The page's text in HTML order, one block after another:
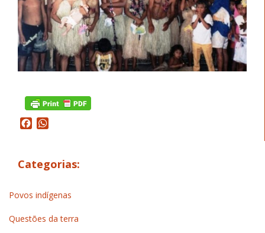
Facebook
Categorias:
Povos indígenas
Questões da terra